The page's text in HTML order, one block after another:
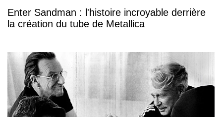
Enter Sandman : l'histoire incroyable derrière
la création du tube de Metallica